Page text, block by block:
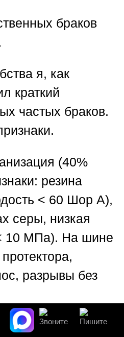
браков
я, как
краткий
частых браков.
(40%
резина
< 60 Шор А),
серы, низкая
10 МПа). На шине
разрывы без
(10%